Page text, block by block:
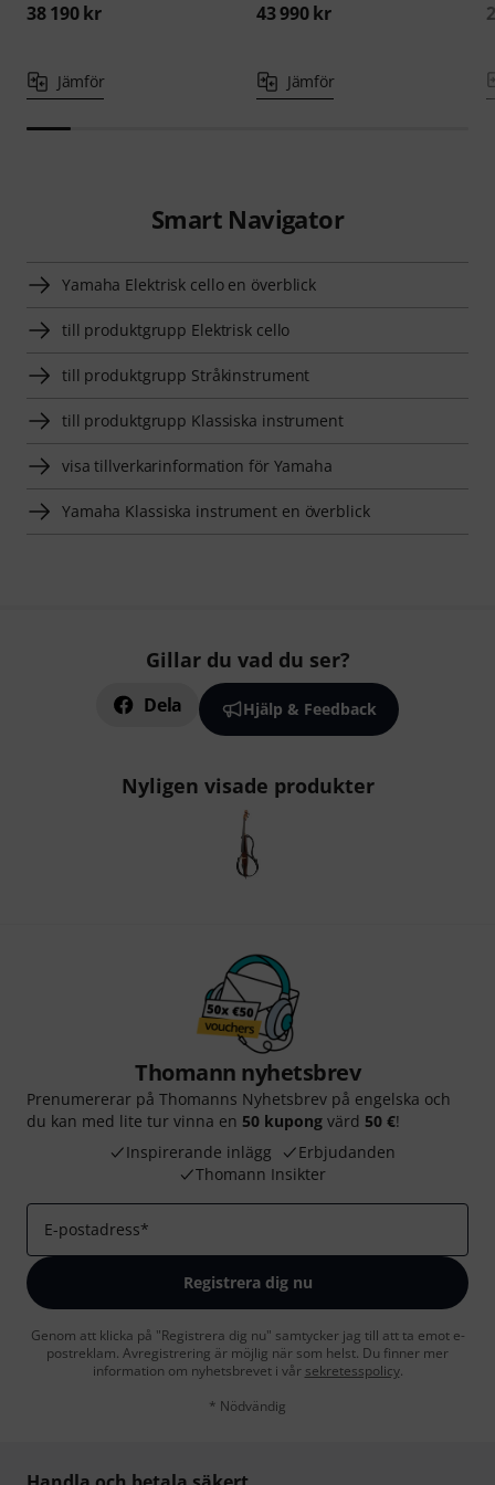
38 190 kr
Jämför
43 990 kr
Jämför
Smart Navigator
Yamaha Elektrisk cello en överblick
till produktgrupp Elektrisk cello
till produktgrupp Stråkinstrument
till produktgrupp Klassiska instrument
visa tillverkarinformation för Yamaha
Yamaha Klassiska instrument en överblick
Gillar du vad du ser?
Dela Hjälp & Feedback
Nyligen visade produkter
Thomann nyhetsbrev
Prenumererar på Thomanns Nyhetsbrev på engelska och
du kan med lite tur vinna en 50 kupong värd 50 €!
Inspirerande inlägg
Erbjudanden
Thomann Insikter
E-postadress*
Registrera dig nu
Genom att klicka på "Registrera dig nu" samtycker jag till att ta emot e-
postreklam. Avregistrering är möjlig när som helst. Du finner mer
information om nyhetsbrevet i vår sekretesspolicy.
* Nödvändig